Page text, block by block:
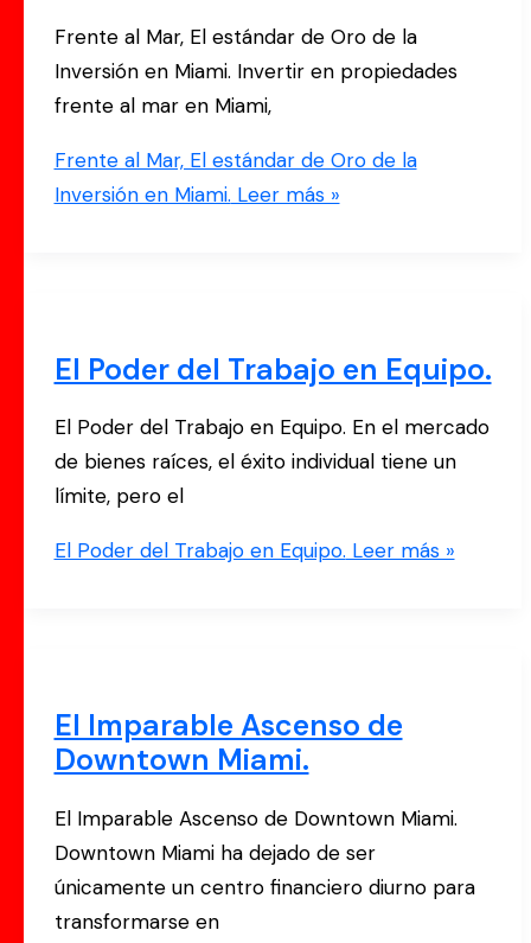
Frente al Mar, El estándar de Oro de la
Inversión en Miami. Invertir en propiedades
frente al mar en Miami,
Frente al Mar, El estándar de Oro de la
Inversión en Miami. Leer más »
El Poder del Trabajo en Equipo.
El Poder del Trabajo en Equipo. En el mercado
de bienes raíces, el éxito individual tiene un
límite, pero el
El Poder del Trabajo en Equipo. Leer más »
El Imparable Ascenso de
Downtown Miami.
El Imparable Ascenso de Downtown Miami.
Downtown Miami ha dejado de ser
únicamente un centro financiero diurno para
transformarse en